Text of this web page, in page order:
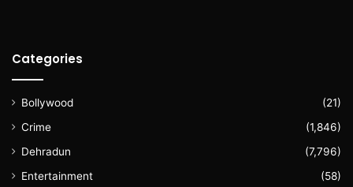
Categories
Bollywood
(21)
Crime
(1,846)
Dehradun
(7,796)
Entertainment
(58)